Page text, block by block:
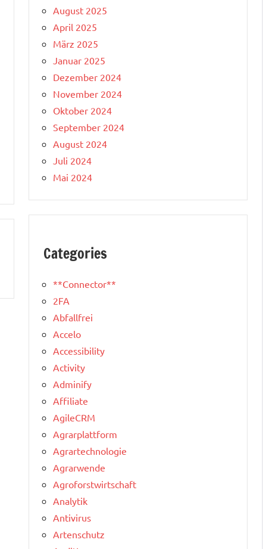
August 2025
April 2025
März 2025
Januar 2025
Dezember 2024
November 2024
Oktober 2024
September 2024
August 2024
Juli 2024
Mai 2024
Categories
**Connector**
2FA
Abfallfrei
Accelo
Accessibility
Activity
Adminify
Affiliate
AgileCRM
Agrarplattform
Agrartechnologie
Agrarwende
Agroforstwirtschaft
Analytik
Antivirus
Artenschutz